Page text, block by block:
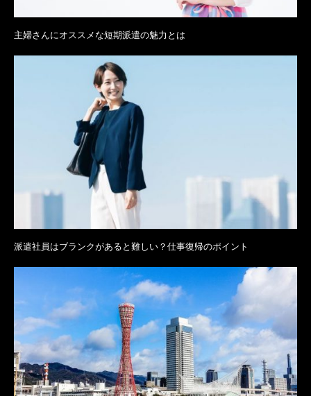
主婦さんにオススメな短期派遣の魅力とは
派遣社員はブランクがあると難しい？仕事復帰のポイント